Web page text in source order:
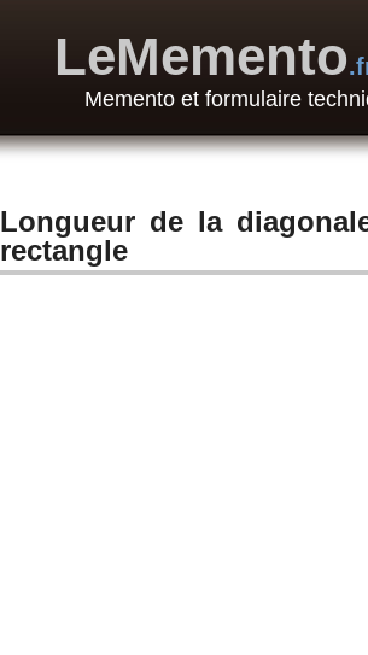
LeMemento
Memento et formulaire
Longueur de la
rectangle